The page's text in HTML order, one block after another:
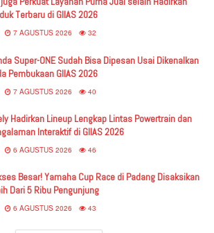
Terbaru di GIIAS 2026
7 AGUSTUS 2026 32
Super-ONE Sudah Bisa Dipesan Usai Dikenalkan
Pembukaan GIIAS 2026
7 AGUSTUS 2026 40
Hadirkan Lineup Lengkap Lintas Powertrain dan
Interaktif di GIIAS 2026
6 AGUSTUS 2026 46
Besar! Yamaha Cup Race di Padang Disaksikan
Dari 5 Ribu Pengunjung
6 AGUSTUS 2026 43